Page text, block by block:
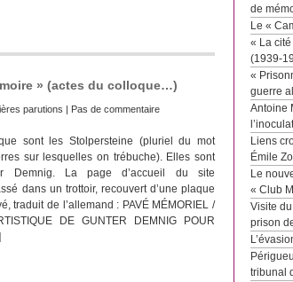
» (actes du colloque…)
parutions | Pas de commentaire
sont les Stolpersteine (pluriel du mot
sur lesquelles on trébuche). Elles sont
Demnig. La page d’accueil du site
dans un trottoir, recouvert d’une plaque
traduit de l’allemand : PAVÉ MÉMORIEL /
DE GUNTER DEMNIG POUR
de
Le «
« La
(1939-
«
guerre
Antoine
Liens
Émile
Le
« Club
Visite
prison
tribunal